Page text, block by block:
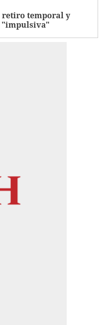
retiro temporal y
"impulsiva"